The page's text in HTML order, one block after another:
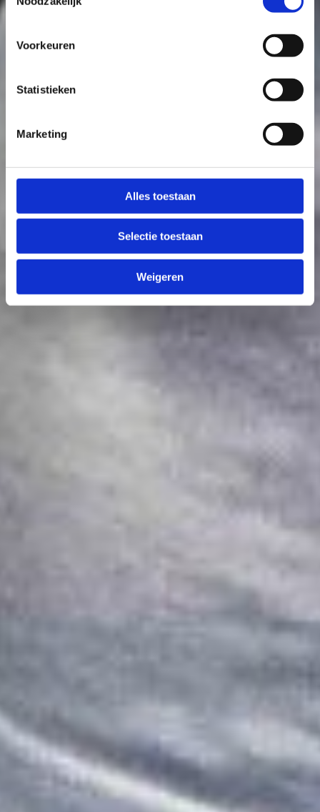
Voorkeuren
Statistieken
Marketing
Alles toestaan
Selectie toestaan
Weigeren